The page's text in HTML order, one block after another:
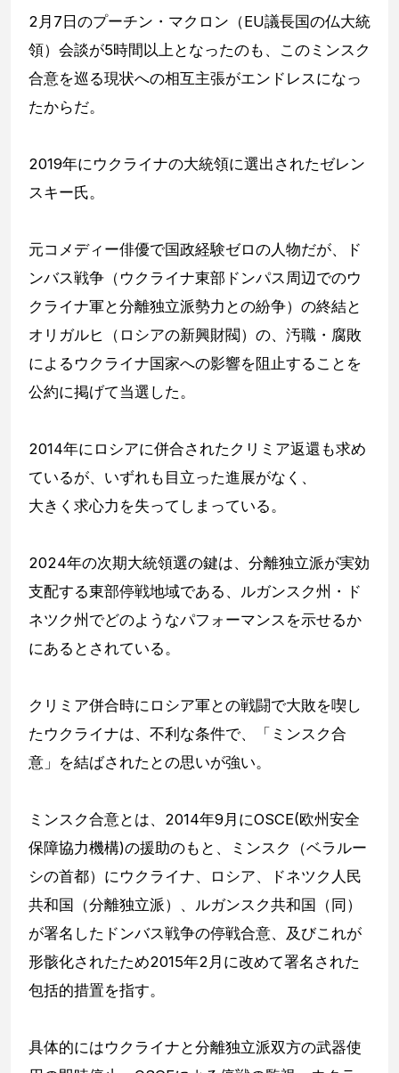
2月7日のプーチン・マクロン（EU議長国の仏大統
領）会談が5時間以上となったのも、このミンスク
合意を巡る現状への相互主張がエンドレスになっ
たからだ。
2019年にウクライナの大統領に選出されたゼレン
スキー氏。
元コメディー俳優で国政経験ゼロの人物だが、ド
ンバス戦争（ウクライナ東部ドンパス周辺でのウ
クライナ軍と分離独立派勢力との紛争）の終結と
オリガルヒ（ロシアの新興財閥）の、汚職・腐敗
によるウクライナ国家への影響を阻止することを
公約に掲げて当選した。
2014年にロシアに併合されたクリミア返還も求め
ているが、いずれも目立った進展がなく、
大きく求心力を失ってしまっている。
2024年の次期大統領選の鍵は、分離独立派が実効
支配する東部停戦地域である、ルガンスク州・ド
ネツク州でどのようなパフォーマンスを示せるか
にあるとされている。
クリミア併合時にロシア軍との戦闘で大敗を喫し
たウクライナは、不利な条件で、「ミンスク合
意」を結ばされたとの思いが強い。
ミンスク合意とは、2014年9月にOSCE(欧州安全
保障協力機構)の援助のもと、ミンスク（ベラルー
シの首都）にウクライナ、ロシア、ドネツク人民
共和国（分離独立派）、ルガンスク共和国（同）
が署名したドンバス戦争の停戦合意、及びこれが
形骸化されたため2015年2月に改めて署名された
包括的措置を指す。
具体的にはウクライナと分離独立派双方の武器使